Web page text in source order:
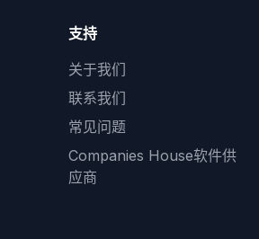
支持
关于我们
联系我们
常见问题
Companies House软件供
应商